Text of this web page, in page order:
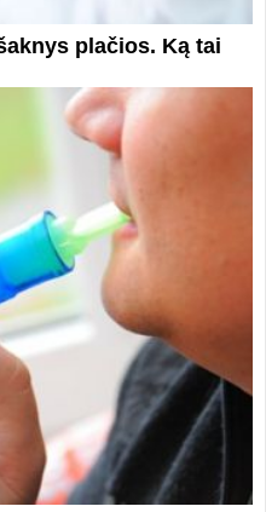
plačios. Ką tai